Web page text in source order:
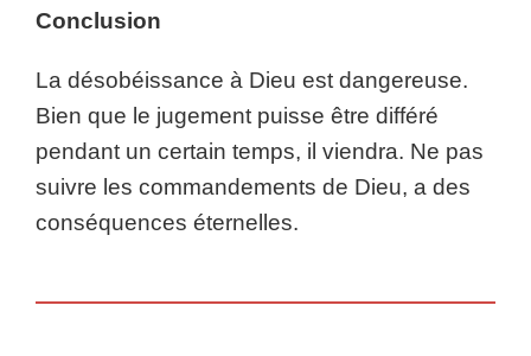
Conclusion
La désobéissance à Dieu est dangereuse.
Bien que le jugement puisse être différé
pendant un certain temps, il viendra. Ne pas
suivre les commandements de Dieu, a des
conséquences éternelles.